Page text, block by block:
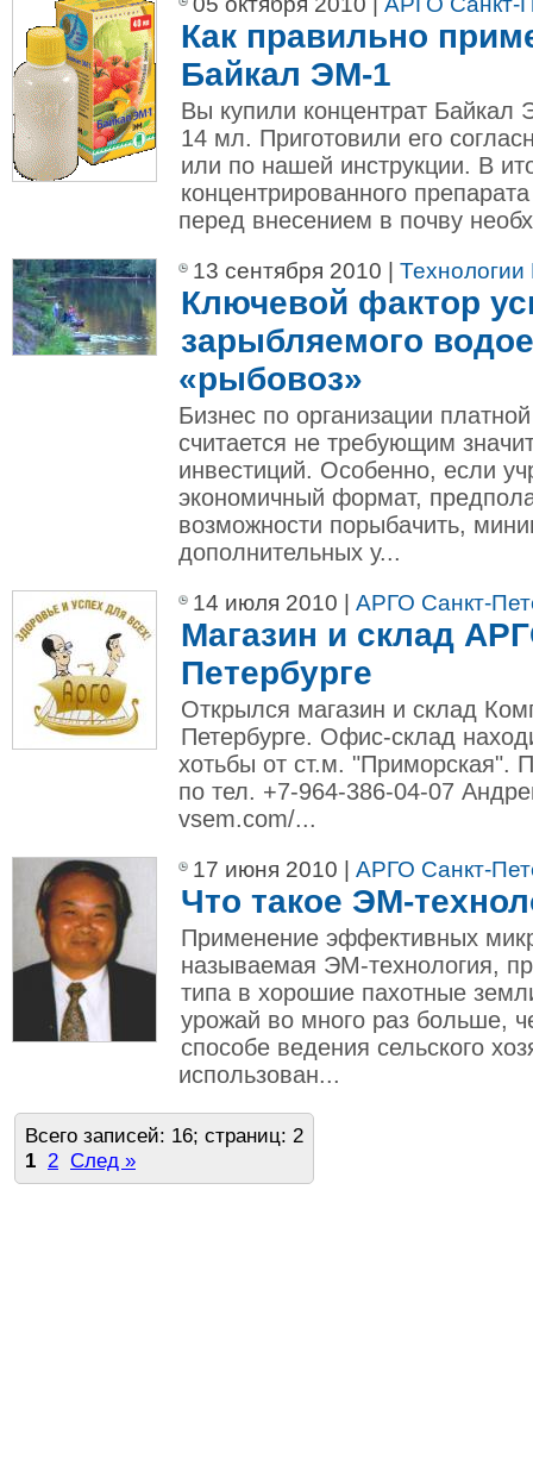
Как правильно
Байкал ЭМ-1
Вы купили концентрат
14 мл. Приготовили его
или по нашей инструкции. В
концентрированного
перед внесением в почву
13 сентября 2010 | Технологии
Ключевой фактор
зарыбляемого
«рыбовоз»
Бизнес по организации
считается не требующим
инвестиций. Особенно, если
экономичный формат,
возможности порыбачить,
дополнительных у...
14 июля 2010 | АРГО Санкт-
Магазин и склад
Петербурге
Открылся магазин и склад
Петербурге. Офис-склад
хотьбы от ст.м. "Приморская".
по тел. +7-964-386-04-07
vsem.com/...
17 июня 2010 | АРГО Санкт-
Что такое ЭМ-
Применение эффективных
называемая ЭМ-технология,
типа в хорошие пахотные
урожай во много раз больше,
способе ведения сельского
использован...
Всего записей: 16; страниц: 2
1 2 След »